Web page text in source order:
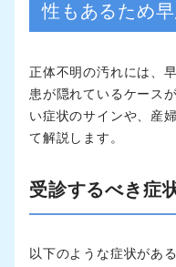
性もあるため
正体不明の汚れには、
患が隠れているケース
い症状のサインや、産
て解説します。
受診するべき症
以下のような症状があ